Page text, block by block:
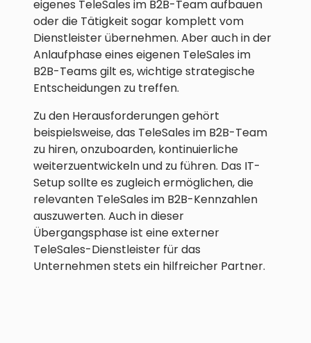
eigenes TeleSales im B2B-Team aufbauen
oder die Tätigkeit sogar komplett vom
Dienstleister übernehmen. Aber auch in der
Anlaufphase eines eigenen TeleSales im
B2B-Teams gilt es, wichtige strategische
Entscheidungen zu treffen.
Zu den Herausforderungen gehört
beispielsweise, das TeleSales im B2B-Team
zu hiren, onzuboarden, kontinuierliche
weiterzuentwickeln und zu führen. Das IT-
Setup sollte es zugleich ermöglichen, die
relevanten TeleSales im B2B-Kennzahlen
auszuwerten. Auch in dieser
Übergangsphase ist eine externer
TeleSales-Dienstleister für das
Unternehmen stets ein hilfreicher Partner.